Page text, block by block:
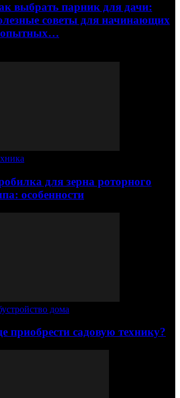
выбрать парник для дачи:
советы для начинающих
для зерна роторного
особенности
дома
приобрести садовую технику?